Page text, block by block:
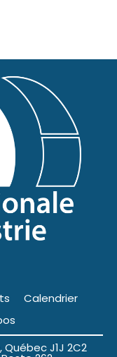
Calendrier
Québec J1J 2C2